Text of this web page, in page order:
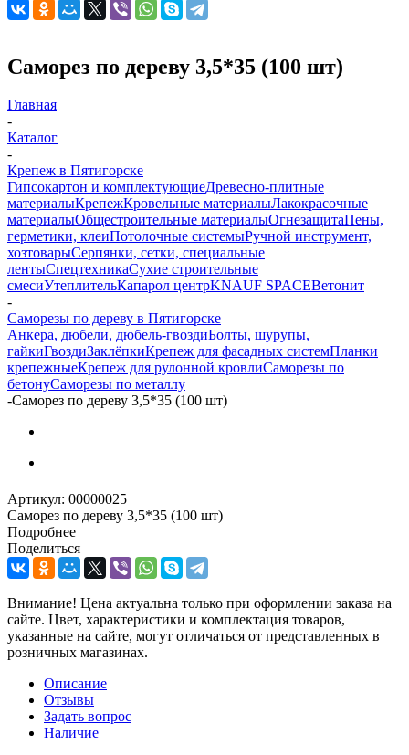
Саморез по дереву 3,5*35 (100 шт)
Главная
-
Каталог
-
Крепеж в Пятигорске
Гипсокартон и комплектующиеДревесно-плитные
материалыКрепежКровельные материалыЛакокрасочные
материалыОбщестроительные материалыОгнезащитаПены,
герметики, клеиПотолочные системыРучной инструмент,
хозтоварыСерпянки, сетки, специальные
лентыСпецтехникаСухие строительные
смесиУтеплительКапарол центрKNAUF SPACEВетонит
-
Саморезы по дереву в Пятигорске
Анкера, дюбели, дюбель-гвоздиБолты, шурупы,
гайкиГвоздиЗаклёпкиКрепеж для фасадных системПланки
крепежныеКрепеж для рулонной кровлиСаморезы по
бетонуСаморезы по металлу
-Саморез по дереву 3,5*35 (100 шт)
Артикул: 00000025
Саморез по дереву 3,5*35 (100 шт)
Подробнее
Поделиться
Внимание! Цена актуальна только при оформлении заказа на
сайте. Цвет, характеристики и комплектация товаров,
указанные на сайте, могут отличаться от представленных в
розничных магазинах.
Описание
Отзывы
Задать вопрос
Наличие